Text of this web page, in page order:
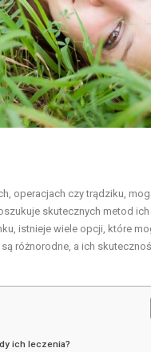
operacjach czy trądziku,
skutecznych metod
istnieje wiele opcji, które
różnorodne, a ich
ich leczenia?